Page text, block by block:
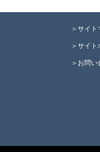
＞サイト
＞サイト
＞お問い